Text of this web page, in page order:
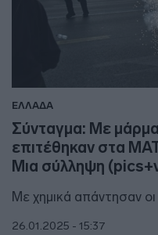
ΕΛΛΑΔΑ
Σύνταγμα: Με
επιτέθηκαν στα
Μια σύλληψη
Με χημικά απάντησαν οι
26.01.2025 - 15:37